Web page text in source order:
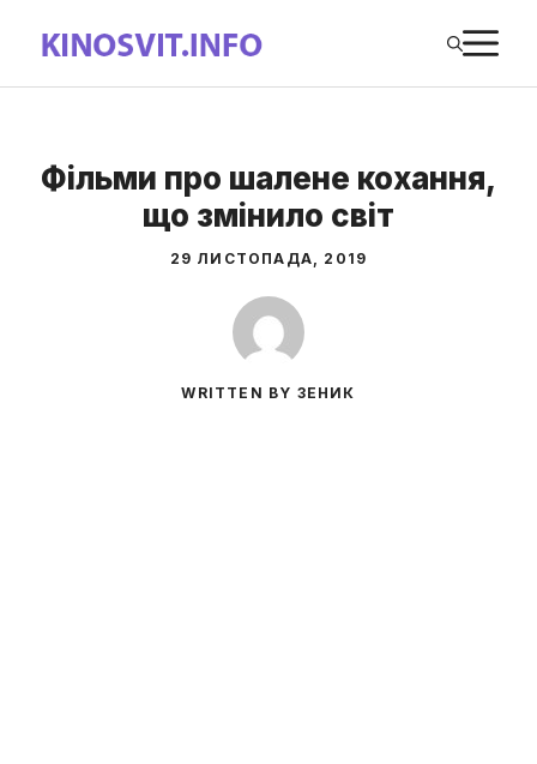
вмісту
Фільми про шалене кохання,
що змінило світ
29 ЛИСТОПАДА, 2019
WRITTEN BY ЗЕНИК